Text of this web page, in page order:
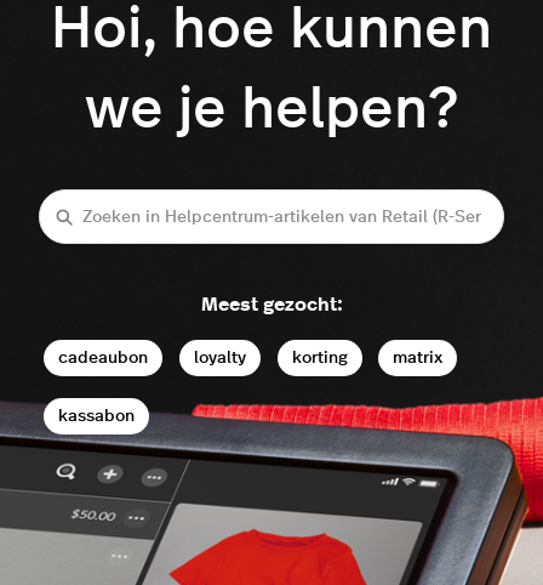
Hoi, hoe kunnen
we je helpen?
Zoeken
Meest gezocht:
cadeaubon loyalty korting matrix
kassabon